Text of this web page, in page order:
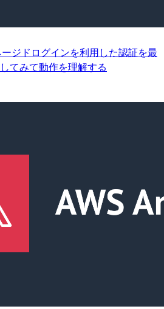
ジドログインを利用した認証を最
てみて動作を理解する